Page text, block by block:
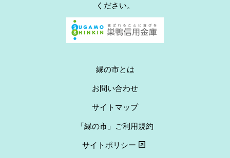
ください。
縁の市とは
お問い合わせ
サイトマップ
「縁の市」ご利用規約
サイトポリシー